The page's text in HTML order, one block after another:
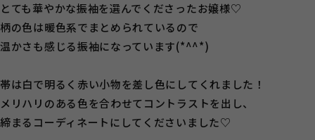
とても華やかな振袖を選んでくださったお嬢様♡
柄の色は暖色系でまとめられているので
温かさも感じる振袖になっています(*^^*)
帯は白で明るく赤い小物を差し色にしてくれました！
メリハリのある色を合わせてコントラストを出し、
締まるコーディネートにしてくださいました♡